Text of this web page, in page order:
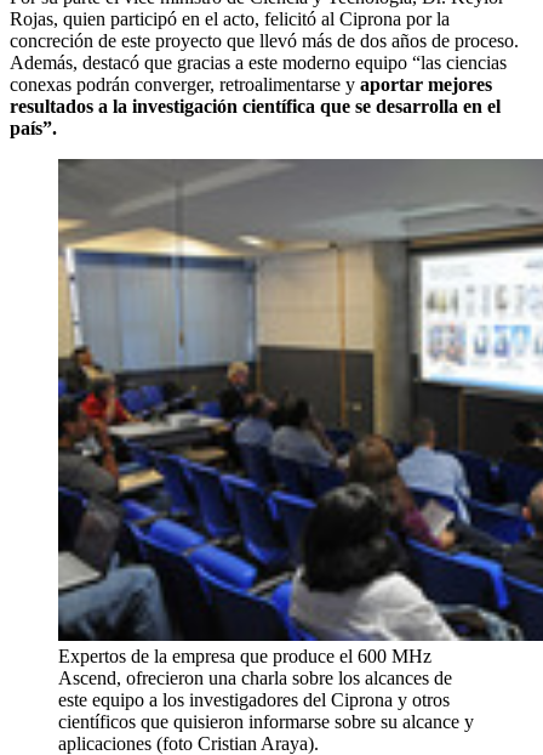
Rojas, quien participó en el acto, felicitó al Ciprona por la
concreción de este proyecto que llevó más de dos años de proceso.
Además, destacó que gracias a este moderno equipo “las ciencias
conexas podrán converger, retroalimentarse y aportar mejores
resultados a la investigación científica que se desarrolla en el
país”.
Expertos de la empresa que produce el 600 MHz
Ascend, ofrecieron una charla sobre los alcances de
este equipo a los investigadores del Ciprona y otros
científicos que quisieron informarse sobre su alcance y
aplicaciones (foto Cristian Araya).